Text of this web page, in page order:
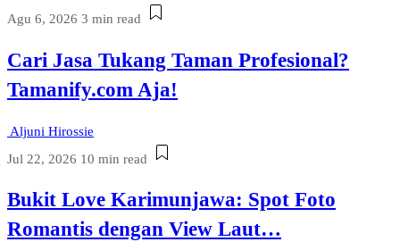
Agu 6, 2026 3 min read
Cari Jasa Tukang Taman Profesional?
Tamanify.com Aja!
Aljuni Hirossie
Jul 22, 2026 10 min read
Bukit Love Karimunjawa: Spot Foto
Romantis dengan View Laut…